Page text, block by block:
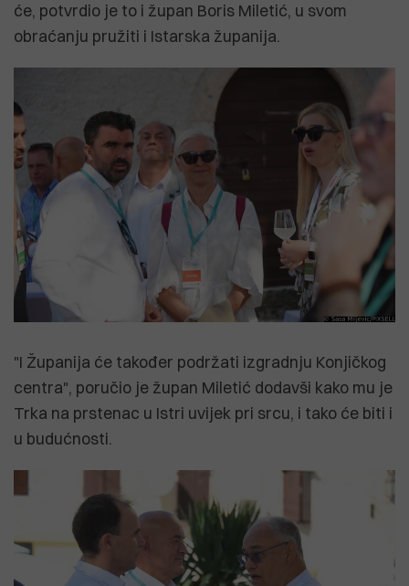
će, potvrdio je to i župan Boris Miletić, u svom
obraćanju pružiti i Istarska županija.
"I Županija će također podržati izgradnju Konjičkog
centra", poručio je župan Miletić dodavši kako mu je
Trka na prstenac u Istri uvijek pri srcu, i tako će biti i
u budućnosti.